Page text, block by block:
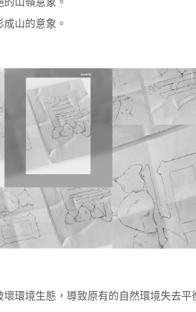
山的意象。
環境生態，導致原有的自然環境失去平